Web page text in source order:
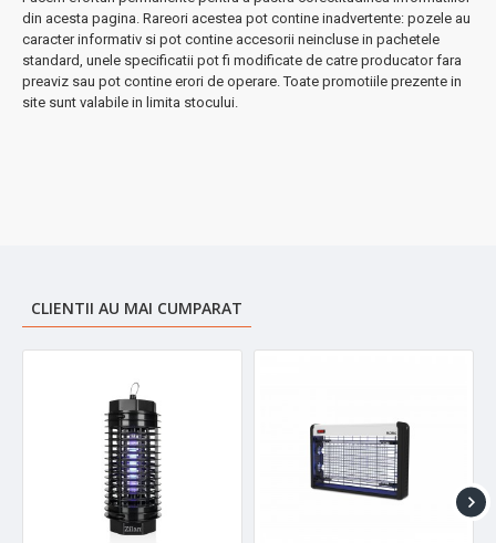
• Putere totală:2 x 8W
• Dimensiuni:41 x 28,5 x 9 cm
• Lungime lampă UV:32 cm
• Alimentare:
• Material:plastic rezistent
din acesta pagina. Rareori acestea pot contine inadvertente: pozele au
caracter informativ si pot contine accesorii neincluse in pachetele
standard, unele specificatii pot fi modificate de catre producator fara
preaviz sau pot contine erori de operare. Toate promotiile prezente in
site sunt valabile in limita stocului.
CLIENTII AU MAI CUMPARAT